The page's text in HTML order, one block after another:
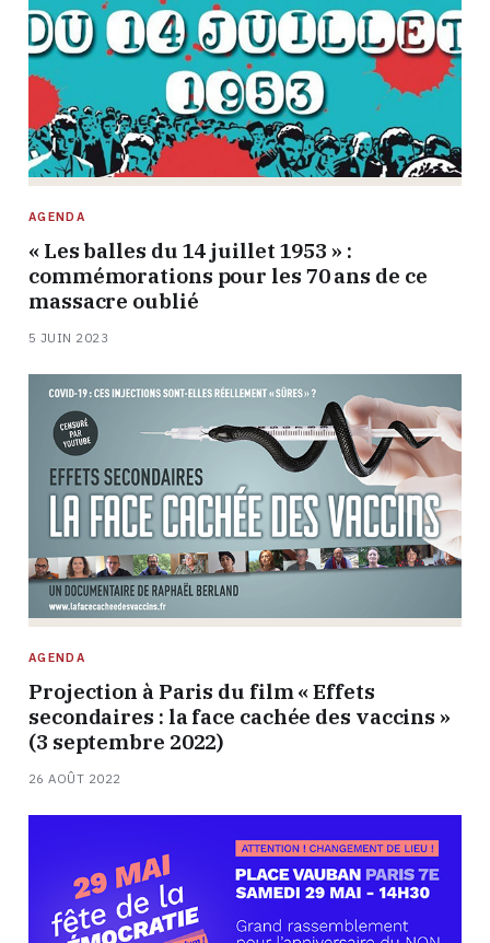
AGENDA
« Les balles du 14 juillet 1953 » :
commémorations pour les 70 ans de ce
massacre oublié
5 JUIN 2023
AGENDA
Projection à Paris du film « Effets
secondaires : la face cachée des vaccins »
(3 septembre 2022)
26 AOÛT 2022